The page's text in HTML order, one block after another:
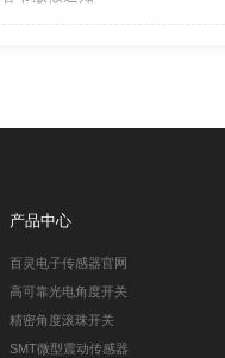
产品中心
百灵电子传感器官网
高可靠光电角度开关
精密角度滚珠开关
SMT微型震动传感器